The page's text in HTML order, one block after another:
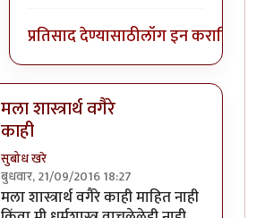
प्रतिसाद देण्यासाठीलॉग इन कराकिंवा
मला शास्त्रार्थ वगैरे
काही
सुबोध खरे
बुधवार, 21/09/2016 18:27
In reply toआत्मबंधवाल्यानी `कोहळा म्हणजे
मला शास्त्रार्थ वगैरे काही माहित नाही